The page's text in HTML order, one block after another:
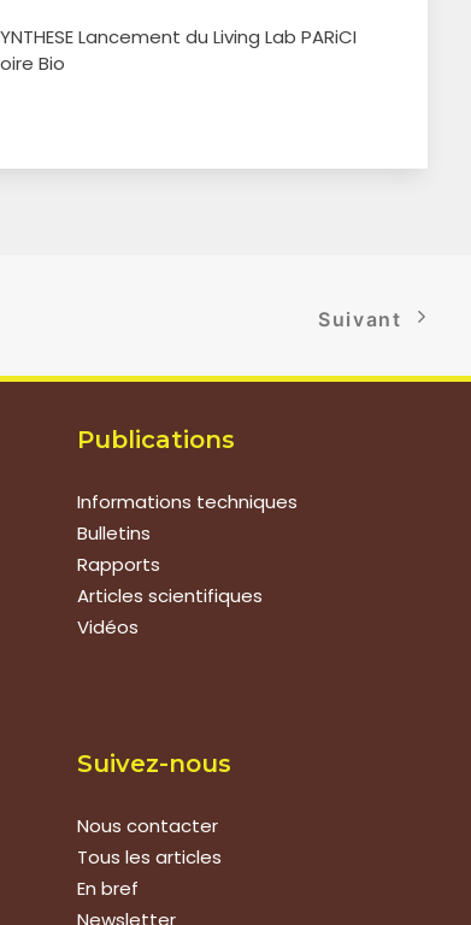
Lancement du Living Lab PARiCI
Bio
Suivant
Publications
Informations techniques
Bulletins
Rapports
Articles scientifiques
Vidéos
Suivez-nous
Nous contacter
Tous les articles
En bref
Newsletter